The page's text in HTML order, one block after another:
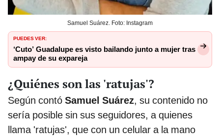
Samuel Suárez. Foto: Instagram
PUEDES VER:
‘Cuto’ Guadalupe es visto bailando junto a mujer tras
ampay de su expareja
¿Quiénes son las 'ratujas'?
Según contó Samuel Suárez, su contenido no
sería posible sin sus seguidores, a quienes
llama 'ratujas', que con un celular a la mano